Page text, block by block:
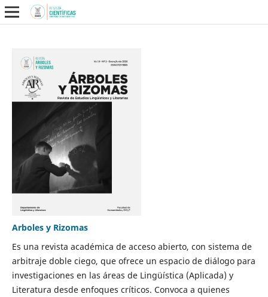
Arboles y Rizomas
Es una revista académica de acceso abierto, con sistema de
arbitraje doble ciego, que ofrece un espacio de diálogo para
investigaciones en las áreas de Lingüística (Aplicada) y
Literatura desde enfoques críticos. Convoca a quienes